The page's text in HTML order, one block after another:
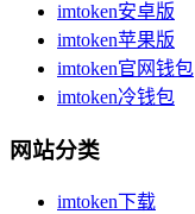
imtoken安卓版
imtoken苹果版
imtoken官网钱包
imtoken冷钱包
网站分类
imtoken下载